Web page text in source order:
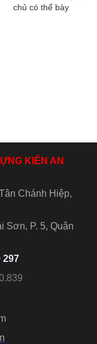
chủ có thể bày
KIẾN AN
Chánh Hiệp,
Sơn, P. 5, Quận
297